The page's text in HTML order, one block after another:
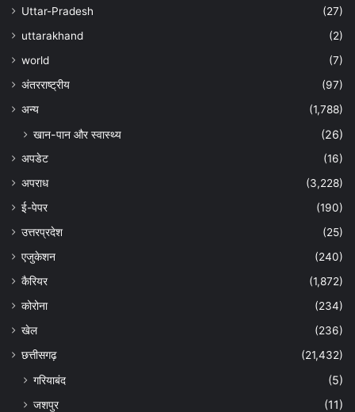
Uttar-Pradesh
(27)
uttarakhand
(2)
world
(7)
अंतरराष्ट्रीय
(97)
अन्‍य
(1,788)
खान-पान और स्वास्थ्य (26)
अपडेट
(16)
अपराध
(3,228)
ई-पेपर
(190)
उत्तरप्रदेश
(25)
एजुकेशन
(240)
कैरियर
(1,872)
कोरोना
(234)
खेल
(236)
छत्तीसगढ़
(21,432)
गरियाबंद
(5)
जशपुर
(11)